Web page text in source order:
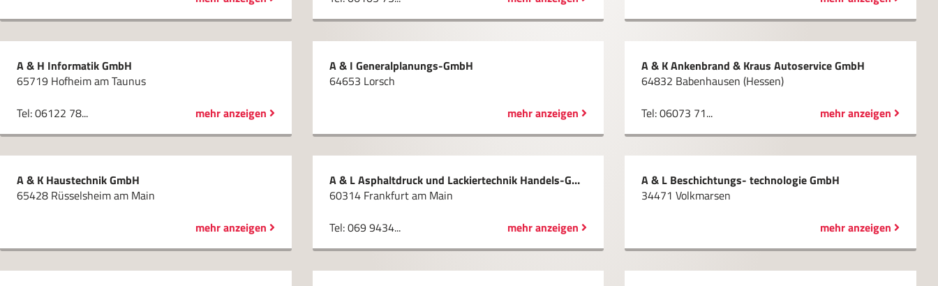
A & H Informatik GmbH
65719 Hofheim am Taunus
Tel: 06122 78...
mehr anzeigen
A & I Generalplanungs-GmbH
64653 Lorsch
mehr anzeigen
A & K Ankenbrand & Kraus Autoservice GmbH
64832 Babenhausen (Hessen)
Tel: 06073 71...
mehr anzeigen
A & K Haustechnik GmbH
65428 Rüsselsheim am Main
mehr anzeigen
A & L Asphaltdruck und Lackiertechnik Handels-GmbH
60314 Frankfurt am Main
Tel: 069 9434...
mehr anzeigen
A & L Beschichtungs- technologie GmbH
34471 Volkmarsen
mehr anzeigen